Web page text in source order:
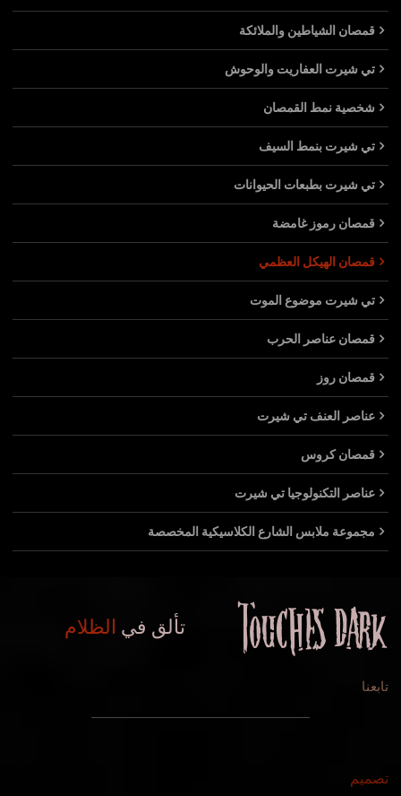
قمصان الشياطين والملائكة
تي شيرت العفاريت والوحوش
شخصية نمط القمصان
تي شيرت بنمط السيف
تي شيرت بطبعات الحيوانات
قمصان رموز غامضة
قمصان الهيكل العظمي
تي شيرت موضوع الموت
قمصان عناصر الحرب
قمصان روز
عناصر العنف تي شيرت
قمصان كروس
عناصر التكنولوجيا تي شيرت
مجموعة ملابس الشارع الكلاسيكية المخصصة
تألق في الظلام
تابعنا
تصميم